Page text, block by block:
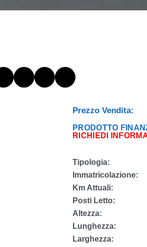
Prezzo Vendita:
PRODOTTO
RICHIEDI
Tipologia:
Immatricolazione:
Km Attuali:
Posti Letto:
Altezza:
Lunghezza:
Larghezza: